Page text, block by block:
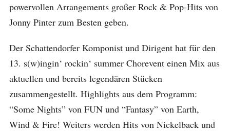
powervollen Arrangements großer Rock & Pop-Hits von
Jonny Pinter zum Besten geben.
Der Schattendorfer Komponist und Dirigent hat für den
13. s(w)ingin‘ rockin‘ summer Chorevent einen Mix aus
aktuellen und bereits legendären Stücken
zusammengestellt. Highlights aus dem Programm:
“Some Nights” von FUN und “Fantasy” von Earth,
Wind & Fire! Weiters werden Hits von Nickelback und